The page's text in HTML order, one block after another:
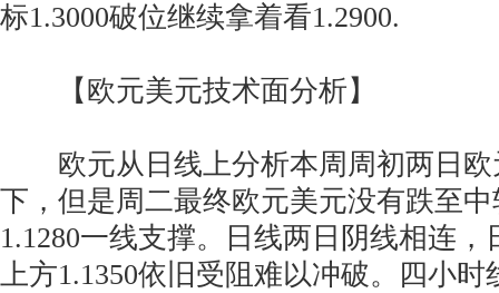
标1.3000破位继续拿着看1.2900.
【欧元美元技术面分析】
欧元从日线上分析本周周初两日欧
下，但是周二最终欧元美元没有跌至
1.1280一线支撑。日线两日阴线相连
上方1.1350依旧受阻难以冲破。四小